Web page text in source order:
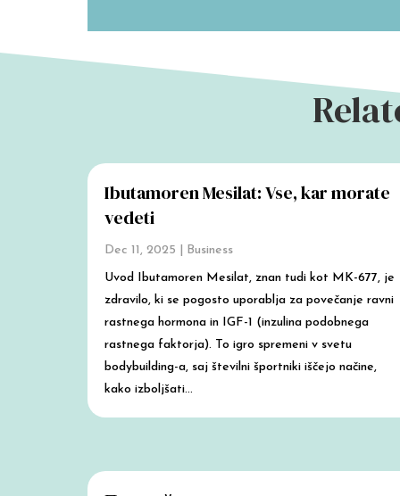
Ibutamoren Mesilat: Vse, kar morate
vedeti
Dec 11, 2025 Business
Uvod Ibutamoren Mesilat, znan tudi kot MK-677, je
zdravilo, ki se pogosto uporablja za povečanje ravni
rastnega hormona in IGF-1 (inzulina podobnega
rastnega faktorja). To igro spremeni v svetu
bodybuilding-a, saj številni športniki iščejo načine,
kako izboljšati...